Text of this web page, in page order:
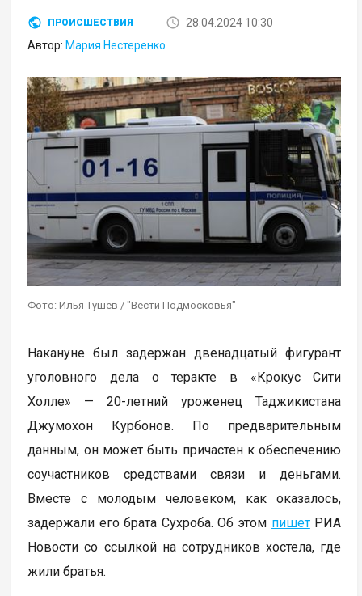
ПРОИСШЕСТВИЯ
28.04.2024 10:30
Автор: Мария Нестеренко
Фото: Илья Тушев / "Вести Подмосковья"
Накануне был задержан двенадцатый фигурант
уголовного дела о теракте в «Крокус Сити
Холле» — 20-летний уроженец Таджикистана
Джумохон Курбонов. По предварительным
данным, он может быть причастен к обеспечению
соучастников средствами связи и деньгами.
Вместе с молодым человеком, как оказалось,
задержали его брата Сухроба. Об этом пишетРИА
Новости со ссылкой на сотрудников хостела, где
жили братья.